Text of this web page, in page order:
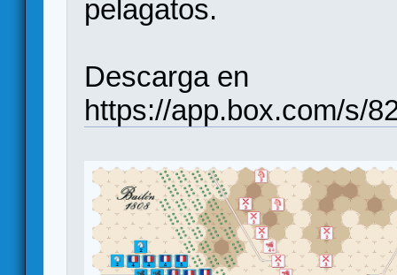
pelagatos.
Descarga en
https://app.box.com/s/